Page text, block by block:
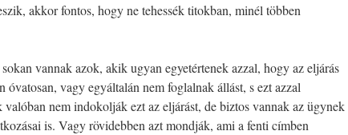
akkor fontos, hogy ne tehessék titokban, minél többen
vannak azok, akik ugyan egyetértenek azzal, hogy az eljárás
óvatosan, vagy egyáltalán nem foglalnak állást, s ezt azzal
nem indokolják ezt az eljárást, de biztos vannak az ügynek
is. Vagy rövidebben azt mondják, ami a fenti címben